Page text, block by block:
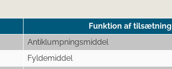
Funktion af tilsætning
Antiklumpningsmiddel
Fyldemiddel